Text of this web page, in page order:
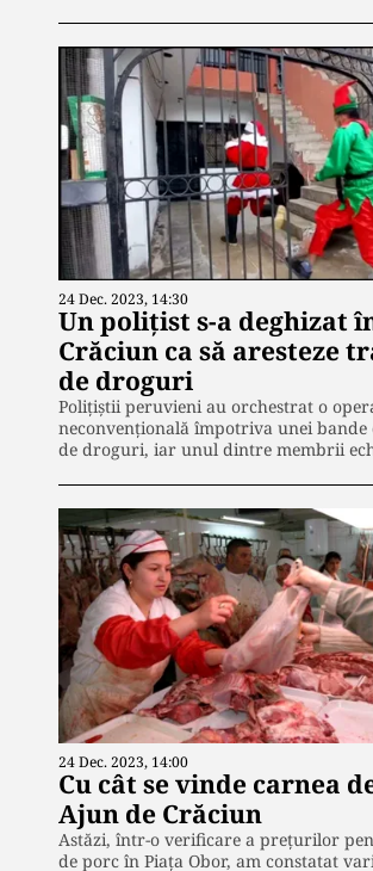
24 Dec. 2023, 14:30
Un poliţist s-a deghizat
Crăciun ca să aresteze
de droguri
Polițiștii peruvieni au orchestrat o
neconvențională împotriva unei
de droguri, iar unul dintre membrii
24 Dec. 2023, 14:00
Cu cât se vinde carnea
Ajun de Crăciun
Astăzi, într-o verificare a prețurilor
de porc în Piața Obor, am constatat